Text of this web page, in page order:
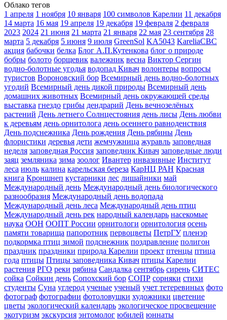
Облако тегов
1 апреля 1 ноября 10 января 100 символов Карелии 11 декабря
14 марта 16 мая 19 апреля 19 декабря 19 февраля 2 февраля
2023 2024 21 июня 21 марта 21 января 22 мая 23 сентября 28
марта 5 декабря 5 июня 9 июля GreenSol KA5043 KareliaCBC
акция бабочки белка Блог А.П.Кутенкова блог о природе
бобры болото борщевик валежник весна Виктор Сергин
водно-болотные угодья водопад Кивач волонтеры вопросы
туристов Вороновский бор Всемирный день водно-болотных
угодий Всемирный день дикой природы Всемирный день
домашних животных Всемирный день окружающей среды
выставка гнездо грибы дендрарий День вечнозелёных
растений День летнего Солнцестояния день лисы День любви
к деревьям день орнитолога день осеннего равноденствия
День подснежника День рождения День рябины День
флористики деревья дети жемчужница журавль заповедная
неделя заповедная Россия заповедник Кивач заповедные люди
заяц земляника зима зоолог Ивантер инвазивные Институт
леса июль калина карельская береза КарНЦ РАН Красная
книга Кроншнеп кустарники лес лишайники май
Международный день Международный день биологического
разнообразия Международный день водопада
Международный день леса Международный день птиц
Международный день рек народный календарь насекомые
наука ООН ООПТ России орнитологи орнитология осень
памяти товарища папоротник первоцветы ПетрГУ пленэр
подкормка птиц зимой подснежник поздравление полигон
праздник праздники природа Карелии проект птенцы птица
года птицы Птицы заповедника Кивач птицы Карелии
растения РГО реки рябина Сандалка сентябрь сирень СИТЕС
сойка Сойкин день Сопохский бор СОПР сорняки стихи
студенты Суна углерод ученые ученый учет тетеревиных фото
фотограф фотографии фотоловушки художники цветение
цветы экологический календарь экологическое просвещение
экотуризм экскурсия энтомолог юбилей юннаты